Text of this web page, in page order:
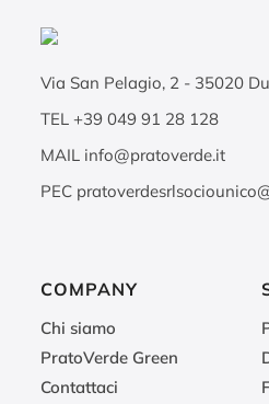
Via San Pelagio, 2 - 35020
TEL+39 049 91 28 128
MAIL info@pratoverde.it
PEC
COMPANY
Chi siamo
PratoVerde Green
Contattaci